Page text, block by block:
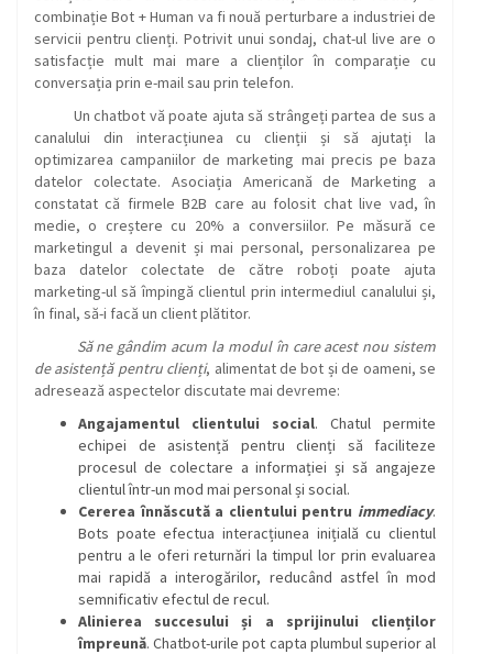
combinație Bot + Human va fi nouă perturbare a industriei de
servicii pentru clienți. Potrivit unui sondaj, chat-ul live are o
satisfacție mult mai mare a clienților în comparație cu
conversația prin e-mail sau prin telefon.
Un chatbot vă poate ajuta să strângeți partea de sus a
canalului din interacțiunea cu clienții și să ajutați la
optimizarea campaniilor de marketing mai precis pe baza
datelor colectate. Asociația Americană de Marketing a
constatat că firmele B2B care au folosit chat live vad, în
medie, o creștere cu 20% a conversiilor. Pe măsură ce
marketingul a devenit și mai personal, personalizarea pe
baza datelor colectate de către roboți poate ajuta
marketing-ul să împingă clientul prin intermediul canalului și,
în final, să-i facă un client plătitor.
Să ne gândim acum la modul în care acest nou sistem
de asistență pentru clienți, alimentat de bot și de oameni, se
adresează aspectelor discutate mai devreme:
Angajamentul clientului social. Chatul permite
echipei de asistență pentru clienți să faciliteze
procesul de colectare a informației și să angajeze
clientul într-un mod mai personal și social.
Cererea înnăscută a clientului pentru immediacy.
Bots poate efectua interacțiunea inițială cu clientul
pentru a le oferi returnări la timpul lor prin evaluarea
mai rapidă a interogărilor, reducând astfel în mod
semnificativ efectul de recul.
Alinierea succesului și a sprijinului clienților
împreună. Chatbot-urile pot capta plumbul superior al